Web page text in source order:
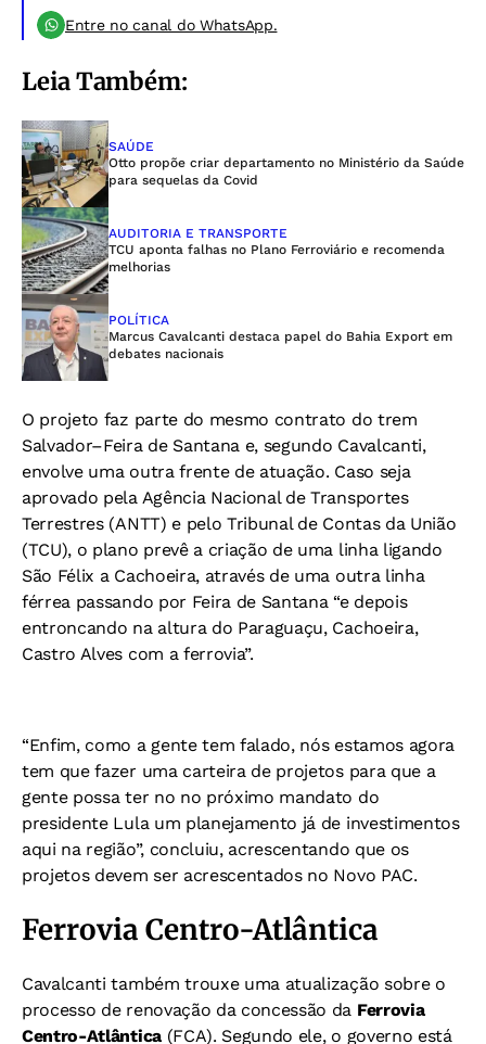
Entre no canal do WhatsApp.
Leia Também:
SAÚDE
Otto propõe criar departamento no Ministério da Saúde
para sequelas da Covid
AUDITORIA E TRANSPORTE
TCU aponta falhas no Plano Ferroviário e recomenda
melhorias
POLÍTICA
Marcus Cavalcanti destaca papel do Bahia Export em
debates nacionais
O projeto faz parte do mesmo contrato do trem
Salvador–Feira de Santana e, segundo Cavalcanti,
envolve uma outra frente de atuação. Caso seja
aprovado pela Agência Nacional de Transportes
Terrestres (ANTT) e pelo Tribunal de Contas da União
(TCU), o plano prevê a criação de uma linha ligando
São Félix a Cachoeira, através de uma outra linha
férrea passando por Feira de Santana “e depois
entroncando na altura do Paraguaçu, Cachoeira,
Castro Alves com a ferrovia”.
“Enfim, como a gente tem falado, nós estamos agora
tem que fazer uma carteira de projetos para que a
gente possa ter no no próximo mandato do
presidente Lula um planejamento já de investimentos
aqui na região”, concluiu, acrescentando que os
projetos devem ser acrescentados no Novo PAC.
Ferrovia Centro-Atlântica
Cavalcanti também trouxe uma atualização sobre o
processo de renovação da concessão da Ferrovia
Centro-Atlântica(FCA). Segundo ele, o governo está